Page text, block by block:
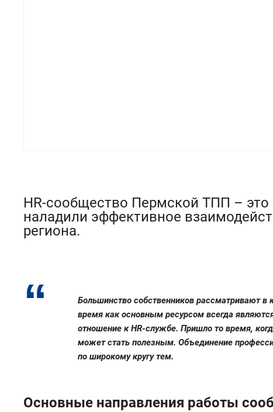
HR-сообщество Пермской ТПП –
наладили эффективное
региона.
Большинство собственников рассматривают в
время как основным ресурсом всегда
отношение к HR-службе. Пришло то время,
может стать полезным. Объединение
по широкому кругу тем.
Основные направления работы